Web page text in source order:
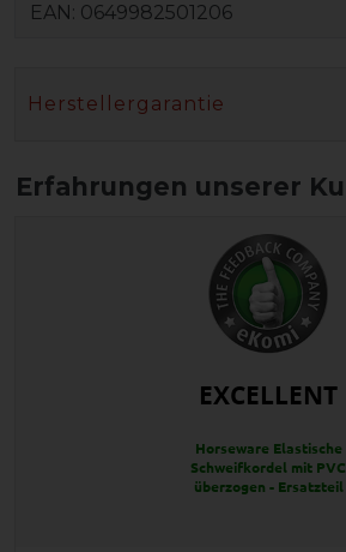
EAN: 0649982501206
Herstellergarantie
EXCELLENT
Horseware Elastische
Schweifkordel mit PVC
überzogen - Ersatzteil